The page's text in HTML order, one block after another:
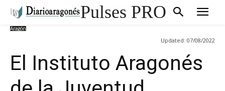
Pulses PRO
Aragón
Updated: 07/08/2022
El Instituto Aragonés